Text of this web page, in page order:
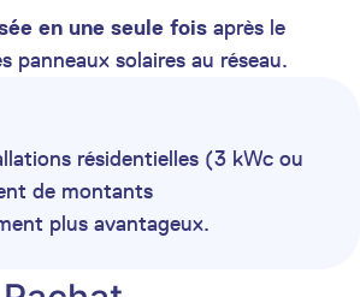
en une seule fois après le
panneaux solaires au réseau.
résidentielles (3 kWc ou
de montants
plus avantageux.